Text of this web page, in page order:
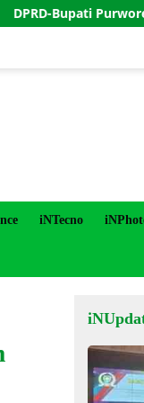
Purworejo
iNTecno